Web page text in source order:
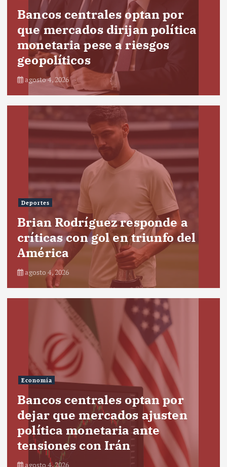
Bancos centrales optan por
que mercados dirijan política
monetaria pese a riesgos
geopolíticos
agosto 4, 2026
Deportes
Brian Rodríguez responde a
críticas con gol en triunfo del
América
agosto 4, 2026
Economía
Bancos centrales optan por
dejar que mercados ajusten
política monetaria ante
tensiones con Irán
agosto 4, 2026